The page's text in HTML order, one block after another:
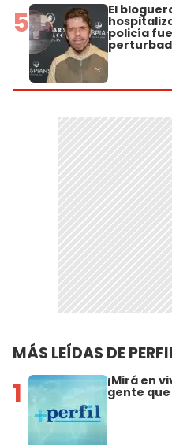
5 El
policía
MÁS LEÍDAS DE
1 ¡Mirá en
gente